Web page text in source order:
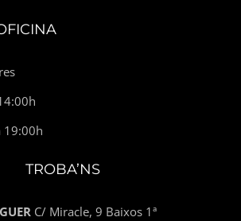
19:00h
TROBA’NS
C/ Miracle, 9 Baixos 1ª